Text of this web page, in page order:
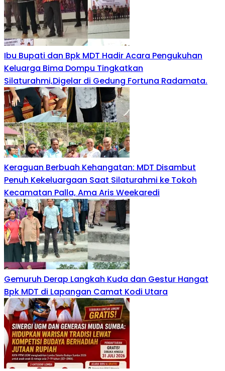
Ibu Bupati dan Bpk MDT Hadir Acara Pengukuhan
Keluarga Bima Dompu Tingkatkan
Silaturahmi,Digelar di Gedung Fortuna Radamata.
Keraguan Berbuah Kehangatan: MDT Disambut
Penuh Kekeluargaan Saat Silaturahmi ke Tokoh
Kecamatan Palla, Ama Aris Weekaredi
Gemuruh Derap Langkah Kuda dan Gestur Hangat
Bpk MDT di Lapangan Camat Kodi Utara